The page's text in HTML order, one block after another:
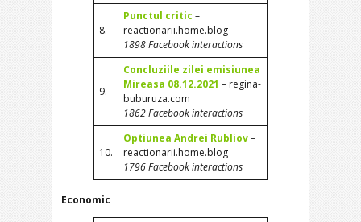
8.
Punctul critic –
reactionarii.home.blog
1898 Facebook interactions
9.
Concluziile zilei emisiunea
Mireasa 08.12.2021 – regina-
buburuza.com
1862 Facebook interactions
10.
Optiunea Andrei Rubliov–
reactionarii.home.blog
1796 Facebook interactions
Economic